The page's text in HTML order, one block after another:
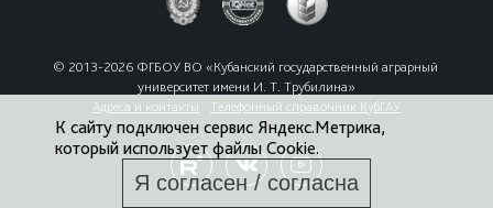
© 2013-2026 ФГБОУ ВО «Кубанский государственный аграрный
университет имени И. Т. Трубилина»
Адреса и контакты
Телефонный справочник КубГАУ
К сайту подключен сервис Яндекс.Метрика,
который использует файлы Cookie.
Я согласен / согласна